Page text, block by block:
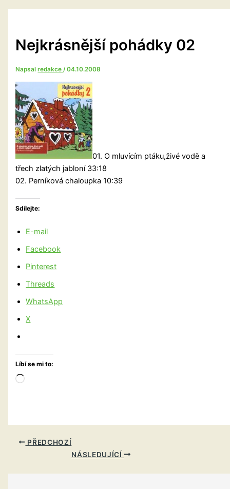
Nejkrásnější pohádky 02
Napsalredakce/04.10.2008
01. O mluvícím ptáku,živé vodě a
třech zlatých jabloní 33:18
02. Perníková chaloupka 10:39
Sdílejte:
E-mail
Facebook
Pinterest
Threads
WhatsApp
X
Líbí se mi to:
Načítání…
PŘEDCHOZÍ
NÁSLEDUJÍCÍ